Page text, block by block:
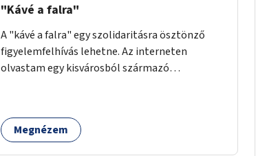
"Kávé a falra"
A "kávé a falra" egy szolidaritásra ösztönző
figyelemfelhívás lehetne. Az interneten
olvastam egy kisvárosból származó
dolgozói a falra. Ha egy arra rászoruló betért, a
falról ingyenesen megkaphatta a már
Megnézem